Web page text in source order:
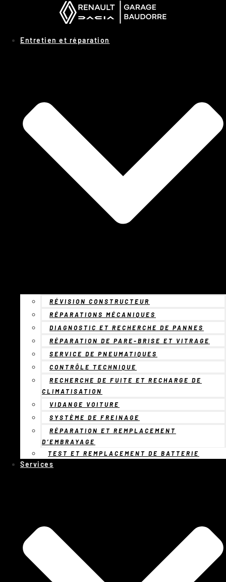
Panneau de gestion des cookies
Entretien et réparation
RÉVISION CONSTRUCTEUR
RÉPARATIONS MÉCANIQUES
DIAGNOSTIC ET RECHERCHE DE PANNES
RÉPARATION DE PARE-BRISE ET VITRAGE
SERVICE DE PNEUMATIQUES
CONTRÔLE TECHNIQUE
RECHERCHE DE FUITE ET RECHARGE DE
CLIMATISATION
VIDANGE VOITURE
SYSTÈME DE FREINAGE
RÉPARATION ET REMPLACEMENT
D’EMBRAYAGE
TEST ET REMPLACEMENT DE BATTERIE
Services